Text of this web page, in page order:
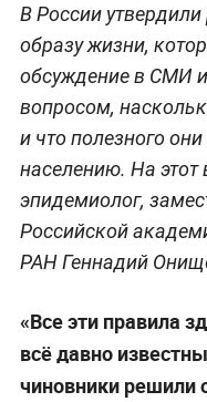
В России
образу жизни,
обсуждение в СМИ
вопросом,
и что полезного
населению. На этот
эпидемиолог,
Российской
РАН Геннадий
«Все эти правила
всё давно
чиновники решили